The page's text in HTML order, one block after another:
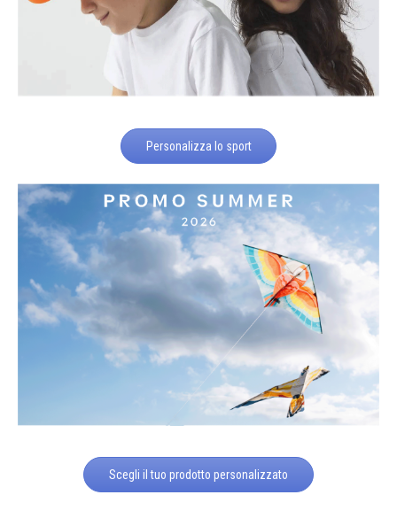
Personalizza lo sport
Scegli il tuo prodotto personalizzato